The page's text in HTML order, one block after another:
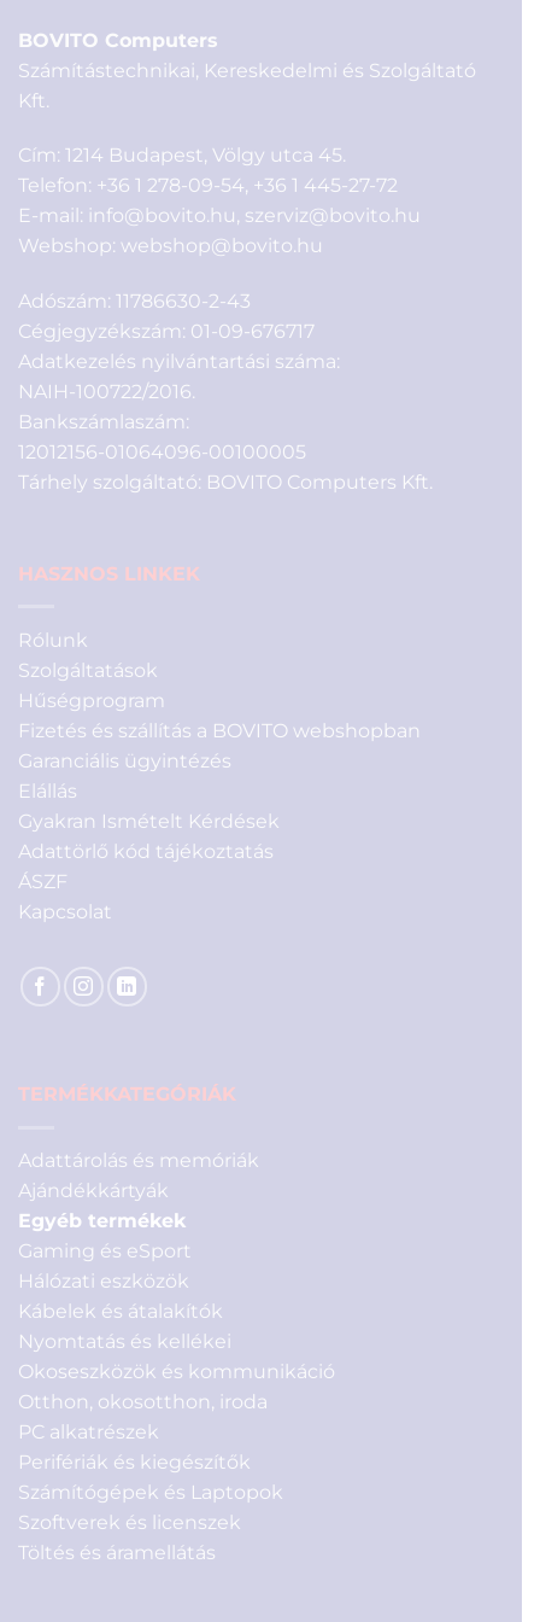
BOVITO Computers
Számítástechnikai, Kereskedelmi és Szolgáltató
Kft.
Cím: 1214 Budapest, Völgy utca 45.
Telefon: +36 1 278-09-54, +36 1 445-27-72
E-mail: info@bovito.hu, szerviz@bovito.hu
Webshop: webshop@bovito.hu
Adószám: 11786630-2-43
Cégjegyzékszám: 01-09-676717
Adatkezelés nyilvántartási száma:
NAIH-100722/2016.
Bankszámlaszám:
12012156-01064096-00100005
Tárhely szolgáltató: BOVITO Computers Kft.
HASZNOS LINKEK
Rólunk
Szolgáltatások
Hűségprogram
Fizetés és szállítás a BOVITO webshopban
Garanciális ügyintézés
Elállás
Gyakran Ismételt Kérdések
Adattörlő kód tájékoztatás
ÁSZF
Kapcsolat
TERMÉKKATEGÓRIÁK
Adattárolás és memóriák
Ajándékkártyák
Egyéb termékek
Gaming és eSport
Hálózati eszközök
Kábelek és átalakítók
Nyomtatás és kellékei
Okoseszközök és kommunikáció
Otthon, okosotthon, iroda
PC alkatrészek
Perifériák és kiegészítők
Számítógépek és Laptopok
Szoftverek és licenszek
Töltés és áramellátás